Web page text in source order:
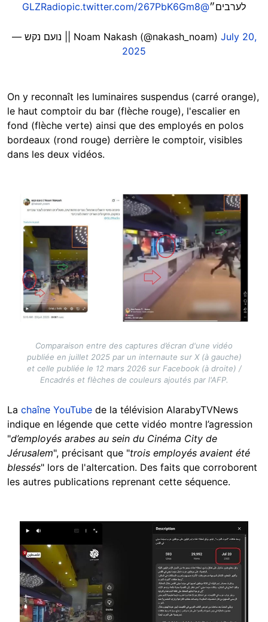
לערבים״@GLZRadio
pic.twitter.com/267PbK6Gm8
— נועם נקש || Noam Nakash (@nakash_noam) July 20,
2025
On y reconnaît les luminaires suspendus (carré orange),
le haut comptoir du bar (flèche rouge), l'escalier en
fond (flèche verte) ainsi que des employés en polos
bordeaux (rond rouge) derrière le comptoir, visibles
dans les deux vidéos.
Image
Comparaison entre des captures d’écran d'une vidéo
publiée en juillet 2025 par un internaute sur X (à gauche)
et celle publiée le 12 mars 2026 sur Facebook (à droite) /
Encadrés et flèches de couleurs ajoutés par l'AFP.
La chaîne YouTube de la télévision AlarabyTVNews
indique en légende que cette vidéo montre l’agression
"d’employés arabes au sein du Cinéma City de
Jérusalem", précisant que "trois employés avaient été
blessés" lors de l'altercation. Des faits que corroborent
les autres publications reprenant cette séquence.
Image